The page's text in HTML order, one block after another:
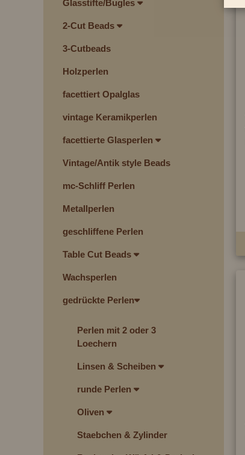
Glasstifte/Bugles
2-Cut Beads
3-Cutbeads
Holzperlen
facettiert Opalglas
vintage Keramikperlen
facettierte Glasperlen
Vintage/Antik style Beads
mc-Schliff Perlen
Metallperlen
geschliffene Perlen
Table Cut Beads
Wachsperlen
gedrückte Perlen
Perlen mit 2 oder 3
Loechern
Linsen & Scheiben
runde Perlen
Oliven
Staebchen & Zylinder